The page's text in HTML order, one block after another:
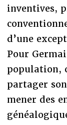
inventives,
d’une
Pour
population,
partager
mener des